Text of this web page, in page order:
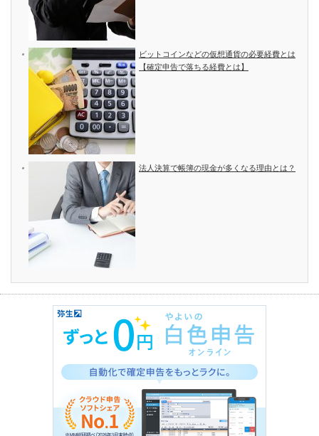
ビットコインなどの仮想通貨の必要経費とは
【確定申告で落ちる経費とは】
法人決算で帳簿の現金が多くなる理由とは？